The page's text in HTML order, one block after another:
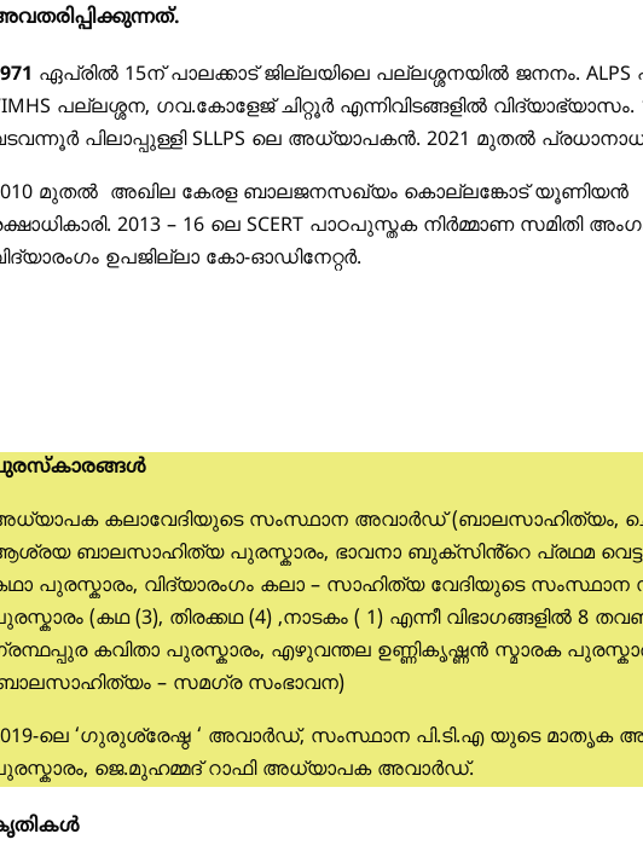
ഏപ്രിൽ 15ന് പാലക്കാട് ജില്ലയിലെ പല്ലശ്ശനയിൽ ജനനം. ALPS
പല്ലശ്ശന, ഗവ.കോളേജ് ചിറ്റൂർ എന്നിവിടങ്ങളിൽ വിദ്യാഭ്യാസം.
പിലാപ്പുള്ളിSLLPS ലെ അധ്യാപകൻ. 2021 മുതൽ
മുതൽ അഖില കേരള ബാലജനസഖ്യം കൊല്ലങ്കോട് യൂണിയൻ
2013 – 16 ലെ SCERT പാഠപുസ്തക നിർമ്മാണ സമിതി
ഉപജില്ലാ കോ-ഓഡിനേറ്റർ.
കലാവേദിയുടെ സംസ്ഥാന അവാർഡ് (ബാലസാഹിത്യം,
ബാലസാഹിത്യ പുരസ്കാരം, ഭാവനാ ബുക്സിൻ്റെ പ്രഥമ
പുരസ്കാരം, വിദ്യാരംഗം കലാ – സാഹിത്യ വേദിയുടെ
(കഥ(3), തിരക്കഥ (4) ,നാടകം ( 1 ) എന്നീ വിഭാഗങ്ങളിൽ 8
കവിതാ പുരസ്കാരം, എഴുവന്തല ഉണ്ണികൃഷ്ണൻ സ്മാരക
– സമഗ്ര സംഭാവന)
-ലെ ‘ഗുരുശ്രേഷ്ഠ ‘ അവാർഡ്, സംസ്ഥാന പി.ടി.എ യുടെ മാതൃക
ജെ.മുഹമ്മദ് റാഫി അധ്യാപക അവാർഡ്.